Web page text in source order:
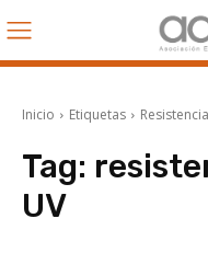
Inicio Etiquetas
Tag:
UV